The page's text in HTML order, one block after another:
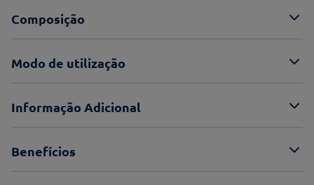
Composição
Modo de utilização
Informação Adicional
Benefícios